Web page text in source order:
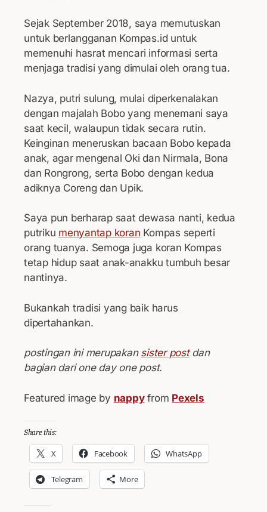
Sejak September 2018, saya memutuskan
untuk berlangganan Kompas.id untuk
memenuhi hasrat mencari informasi serta
menjaga tradisi yang dimulai oleh orang tua.
Nazya, putri sulung, mulai diperkenalakan
dengan majalah Bobo yang menemani saya
saat kecil, walaupun tidak secara rutin.
Keinginan meneruskan bacaan Bobo kepada
anak, agar mengenal Oki dan Nirmala, Bona
dan Rongrong, serta Bobo dengan kedua
adiknya Coreng dan Upik.
Saya pun berharap saat dewasa nanti, kedua
putriku menyantap koran Kompas seperti
orang tuanya. Semoga juga koran Kompas
tetap hidup saat anak-anakku tumbuh besar
nantinya.
Bukankah tradisi yang baik harus
dipertahankan.
postingan ini merupakan sister postdan
bagian dari one day one post.
Featured image by nappyfrom Pexels
Share this:
X Facebook WhatsApp
Telegram More